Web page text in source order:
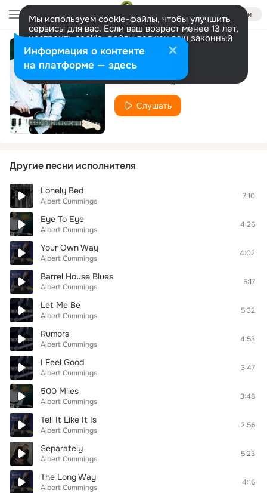
Войти
Мы используем cookie-файлы, чтобы улучшить
сервисы для вас. Если ваш возраст менее 13 лет,
настроить cookie-файлы должен ваш законный
представитель. Больше информации
Разрешить все Настроить
Glass House
Albert Cummings
Слушать
Другие песни исполнителя
Lonely Bed
Albert Cummings
7:10
Eye To Eye
Albert Cummings
4:26
Your Own Way
Albert Cummings
4:02
Barrel House Blues
Albert Cummings
5:17
Let Me Be
Albert Cummings
5:32
Rumors
Albert Cummings
4:53
I Feel Good
Albert Cummings
3:47
500 Miles
Albert Cummings
3:48
Tell It Like It Is
Albert Cummings
2:56
Separately
Albert Cummings
5:23
The Long Way
Albert Cummings
4:16
Информация о контенте
на платформе — здесь